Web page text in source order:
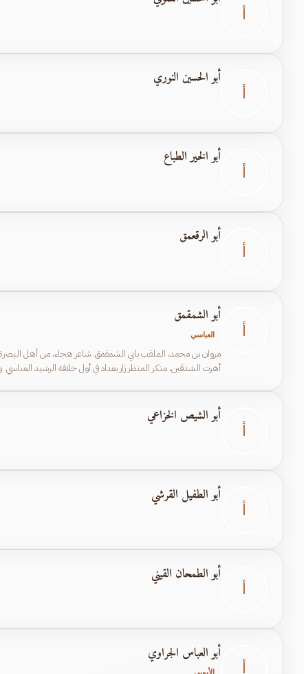
أ
أ
أبو الحسين النوري
أ
أبو الخير الطباع
أ
أبو الرقعمق
أ
أبو الشمقمق
العباسي
مروان بن محمد، الملقب بابي الشمقمق. شاعر هجاء، من أهل
أهرت الشدقين، منكر المنظر زار بغداد في أول خلافة الرشيد
أبو الشيص الخزاعي
أبو الطفيل القرشي
أبو الطمحان القيني
أبو العباس الجراوي